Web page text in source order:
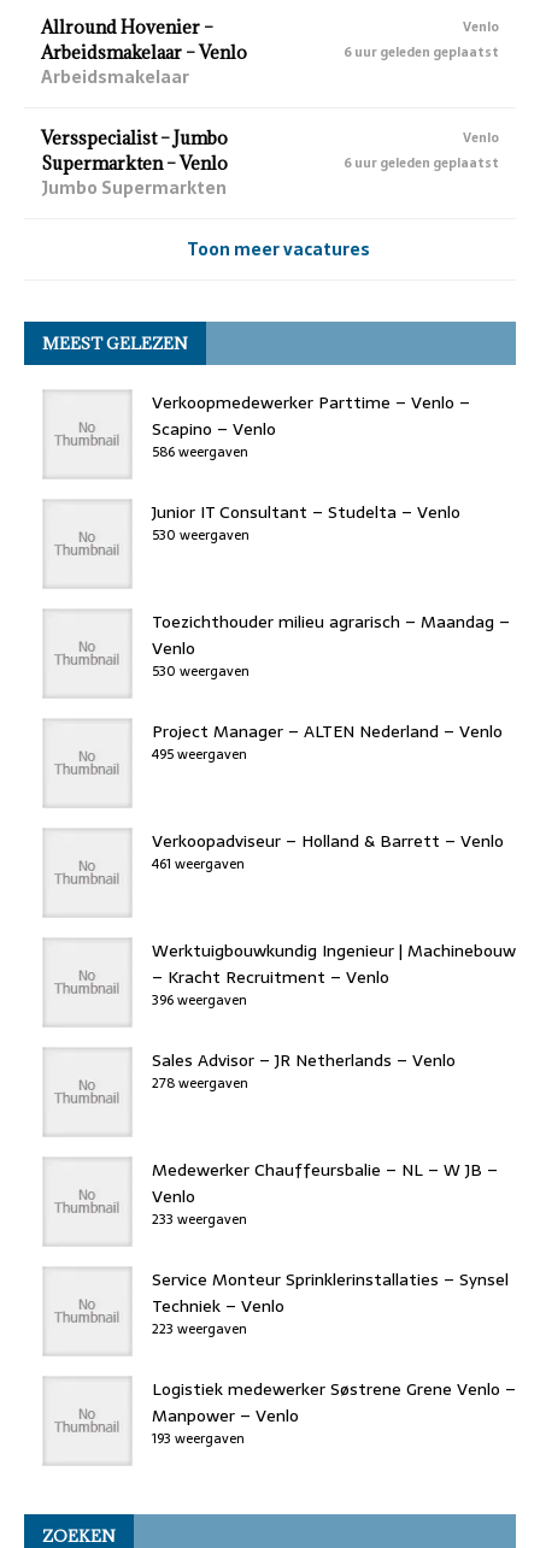
Allround Hovenier –
Arbeidsmakelaar – Venlo
Arbeidsmakelaar
Venlo
6 uur geleden geplaatst
Versspecialist – Jumbo
Supermarkten – Venlo
Jumbo Supermarkten
Venlo
6 uur geleden geplaatst
Toon meer vacatures
MEEST GELEZEN
Verkoopmedewerker Parttime – Venlo –
Scapino – Venlo
586 weergaven
Junior IT Consultant – Studelta – Venlo
530 weergaven
Toezichthouder milieu agrarisch – Maandag –
Venlo
530 weergaven
Project Manager – ALTEN Nederland – Venlo
495 weergaven
Verkoopadviseur – Holland & Barrett – Venlo
461 weergaven
Werktuigbouwkundig Ingenieur | Machinebouw
– Kracht Recruitment – Venlo
396 weergaven
Sales Advisor – JR Netherlands – Venlo
278 weergaven
Medewerker Chauffeursbalie – NL – W JB –
Venlo
233 weergaven
Service Monteur Sprinklerinstallaties – Synsel
Techniek – Venlo
223 weergaven
Logistiek medewerker Søstrene Grene Venlo –
Manpower – Venlo
193 weergaven
ZOEKEN